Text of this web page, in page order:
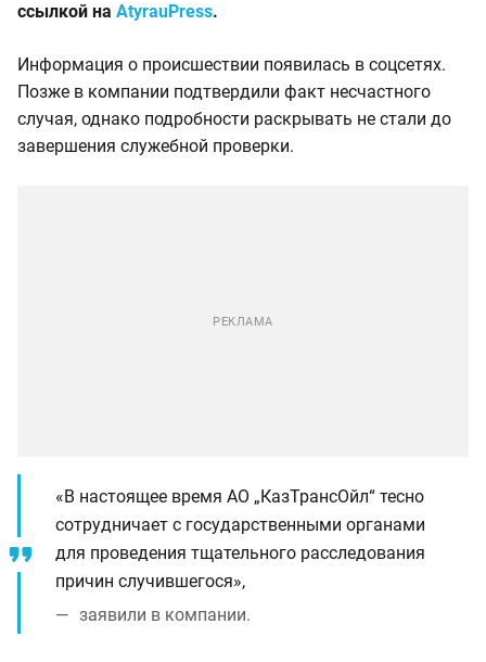
ссылкой на AtyrauPress.
Информация о происшествии появилась в соцсетях.
Позже в компании подтвердили факт несчастного
случая, однако подробности раскрывать не стали до
завершения служебной проверки.
«В настоящее время АО „КазТрансОйл“ тесно
сотрудничает с государственными органами
для проведения тщательного расследования
причин случившегося»,
заявили в компании.